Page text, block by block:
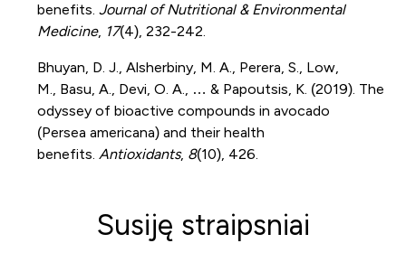
benefits. Journal of Nutritional & Environmental
Medicine, 17(4), 232-242.
Bhuyan, D. J., Alsherbiny, M. A., Perera, S., Low,
M., Basu, A., Devi, O. A., … & Papoutsis, K. (2019). The
odyssey of bioactive compounds in avocado
(Persea americana) and their health
benefits. Antioxidants, 8(10), 426.
Susiję straipsniai